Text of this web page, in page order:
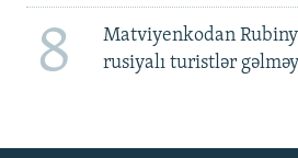
8
Matviyenkodan
rusiyalı turistlər